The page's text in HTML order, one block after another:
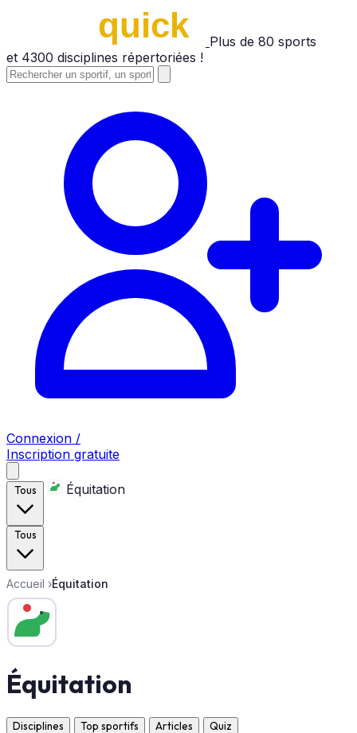
Plus de 80 sports
et 4300 disciplines répertoriées !
Connexion /
Inscription gratuite
Tous Équitation
Tous
Accueil ›Équitation
Équitation
Disciplines Top sportifs Articles Quiz